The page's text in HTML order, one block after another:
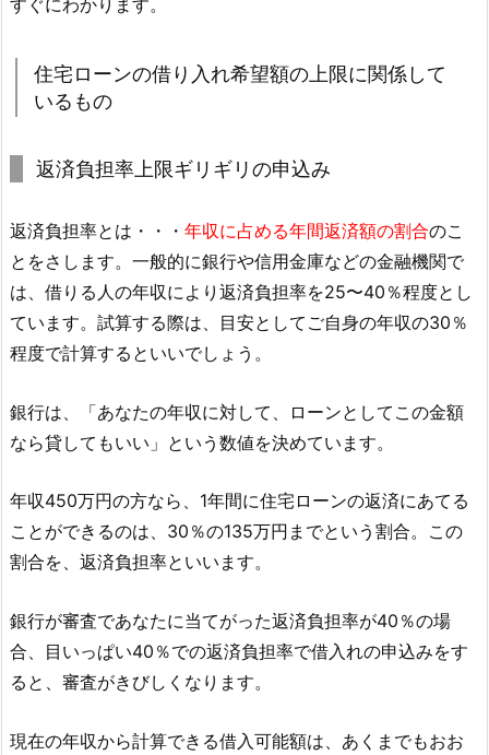
すぐにわかります。
住宅ローンの借り入れ希望額の上限に関係して
いるもの
返済負担率上限ギリギリの申込み
返済負担率とは・・・ 年収に占める年間返済額の割合のこ
とをさします。一般的に銀行や信用金庫などの金融機関で
は、借りる人の年収により返済負担率を25〜40％程度とし
ています。試算する際は、目安としてご自身の年収の30％
程度で計算するといいでしょう。
銀行は、「あなたの年収に対して、ローンとしてこの金額
なら貸してもいい」という数値を決めています。
年収450万円の方なら、1年間に住宅ローンの返済にあてる
ことができるのは、30％の135万円までという割合。この
割合を、返済負担率といいます。
銀行が審査であなたに当てがった返済負担率が40％の場
合、目いっぱい40％での返済負担率で借入れの申込みをす
ると、審査がきびしくなります。
現在の年収から計算できる借入可能額は、あくまでもおお